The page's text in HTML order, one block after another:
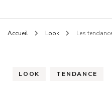
Armelle
Accueil Look Les
LOOK TENDANCE